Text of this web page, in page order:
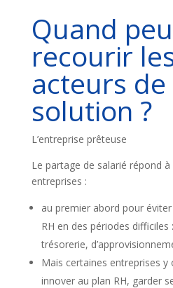
Quand
recourir
acteurs
solution ?
L’entreprise prêteuse
Le partage de salarié répond
entreprises :
au premier abord pour
RH en des périodes difficiles
trésorerie,
Mais certaines entreprises
innover au plan RH, garder